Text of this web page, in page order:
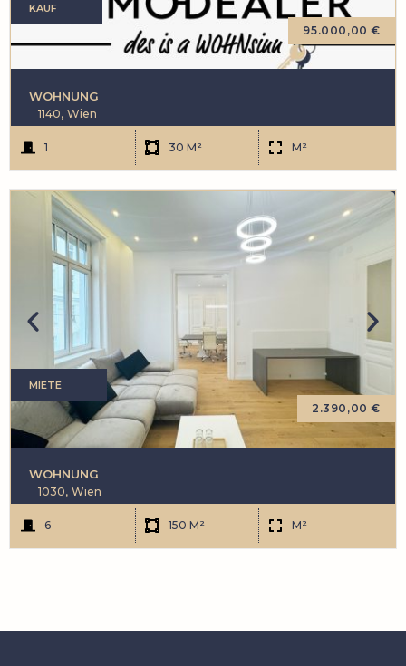
WOHNUNG
KAUF
1140, Wien
1 30 M² M²
95.000,00 €
WOHNUNG
MIETE
1030, Wien
6 150 M² M²
2.390,00 €